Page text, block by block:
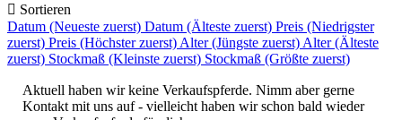
 Sortieren
Datum (Neueste zuerst) Datum (Älteste zuerst) Preis (Niedrigster
zuerst) Preis (Höchster zuerst) Alter (Jüngste zuerst) Alter (Älteste
zuerst) Stockmaß (Kleinste zuerst) Stockmaß (Größte zuerst)
Aktuell haben wir keine Verkaufspferde. Nimm aber gerne
Kontakt mit uns auf - vielleicht haben wir schon bald wieder